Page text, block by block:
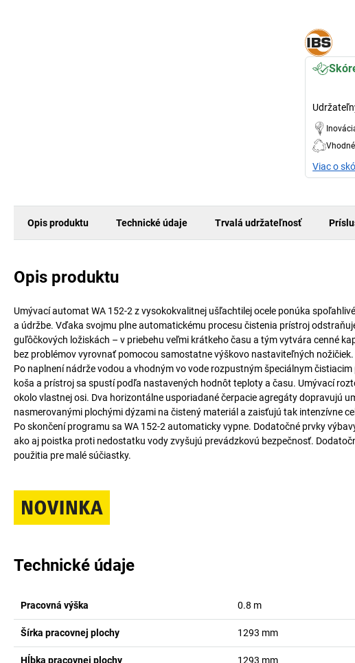
Viac o
Opis produktu Technické údaje Trvalá udržateľnosť
Opis produktu
Umývací automat WA 152-2 z vysokokvalitnej ušľachtilej ocele ponúka
a údržbe. Vďaka svojmu plne automatickému procesu čistenia prístroj
guľôčkových ložiskách – v priebehu veľmi krátkeho času a tým vytvára cenné
bez problémov vyrovnať pomocou samostatne výškovo nastaviteľných nožičiek.
Po naplnení nádrže vodou a vhodným vo vode rozpustným špeciálnym
koša a prístroj sa spustí podľa nastavených hodnôt teploty a času. Umývací
okolo vlastnej osi. Dva horizontálne usporiadané čerpacie agregáty dopravujú
nasmerovanými plochými dýzami na čistený materiál a zaisťujú tak intenzívne
Po skončení programu sa WA 152-2 automaticky vypne. Dodatočné prvky
ako aj poistka proti nedostatku vody zvyšujú prevádzkovú bezpečnosť.
použitia pre malé súčiastky.
Technické údaje
Pracovná výška 0.8 m
Šírka pracovnej plochy 1293 mm
Hĺbka pracovnej plochy 1293 mm